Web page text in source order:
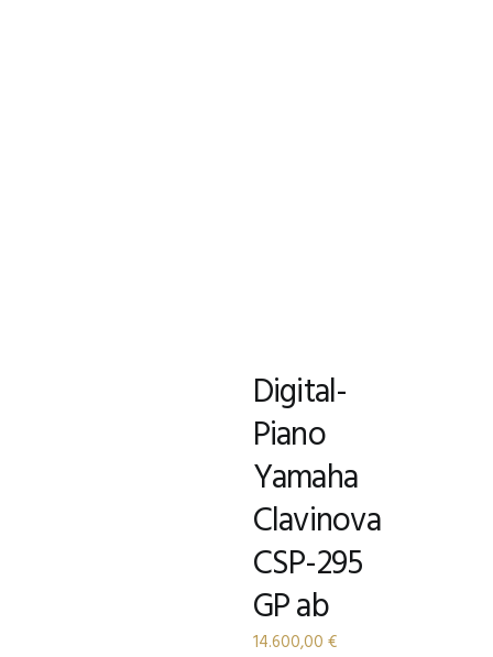
Digital-
Piano
Yamaha
Clavinova
CSP-295
GP ab
14.600,00 €